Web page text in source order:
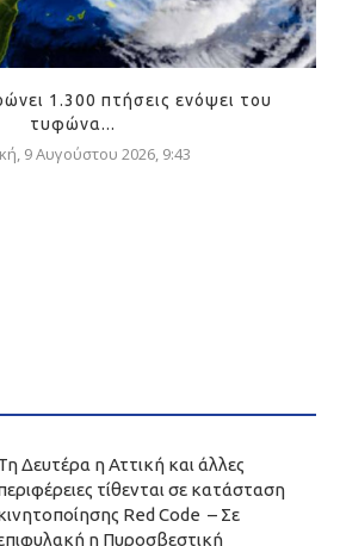
1.300 πτήσεις ενόψει του
τυφώνα...
9 Αυγούστου 2026, 9:43
Δευτέρα η Αττική και άλλες
τίθενται σε κατάσταση
Red Code – Σε
η Πυροσβεστική